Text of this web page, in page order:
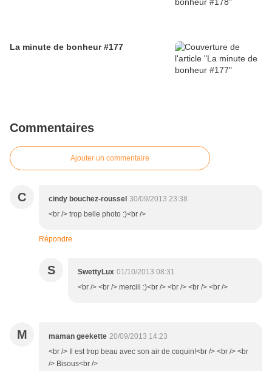
La minute de bonheur #177
Commentaires
Ajouter un commentaire
C cindy bouchez-roussel 30/09/2013 23:38
<br /> trop belle photo :)<br />
Répondre
S SwettyLux 01/10/2013 08:31
<br /> <br /> merciii :)<br /> <br /> <br /> <br />
M maman geekette 20/09/2013 14:23
<br /> Il est trop beau avec son air de coquin!<br /> <br /> <br
/> Bisous<br />